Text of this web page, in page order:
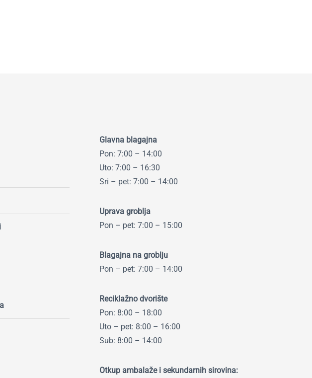
Glavna blagajna
Pon: 7:00 – 14:00
Uto: 7:00 – 16:30
Sri – pet: 7:00 – 14:00
Uprava groblja
Pon – pet: 7:00 – 15:00
Blagajna na groblju
Pon – pet: 7:00 – 14:00
Reciklažno dvorište
Pon: 8:00 – 18:00
Uto – pet: 8:00 – 16:00
Sub: 8:00 – 14:00
Otkup ambalaže i sekundarnih sirovina: